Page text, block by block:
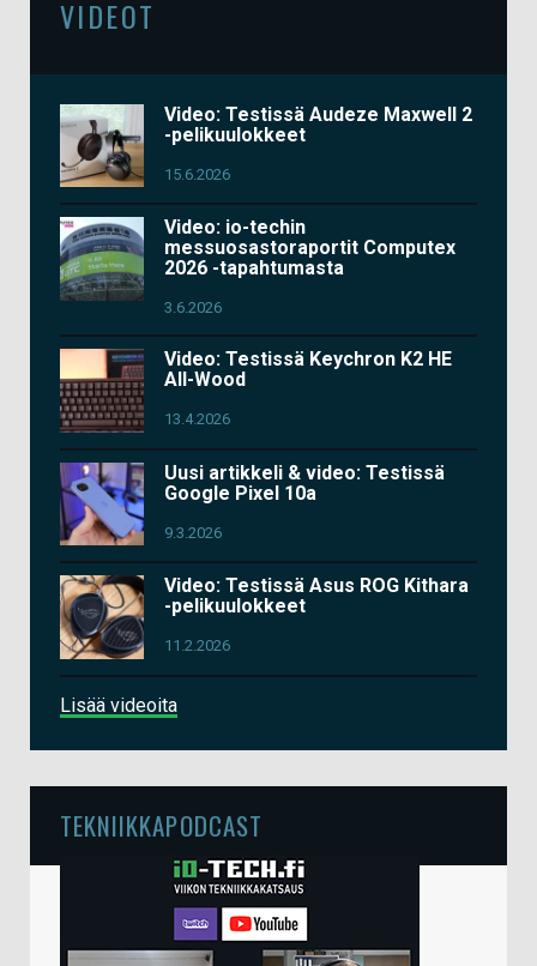
VIDEOT
Video: Testissä Audeze Maxwell 2
-pelikuulokkeet
15.6.2026
Video: io-techin
messuosastoraportit Computex
2026 -tapahtumasta
3.6.2026
Video: Testissä Keychron K2 HE
All-Wood
13.4.2026
Uusi artikkeli & video: Testissä
Google Pixel 10a
9.3.2026
Video: Testissä Asus ROG Kithara
-pelikuulokkeet
11.2.2026
Lisää videoita
TEKNIIKKAPODCAST